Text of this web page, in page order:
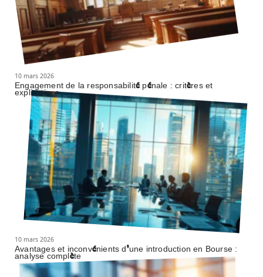
10 mars 2026
Engagement de la responsabilité pénale : critères et
explications
10 mars 2026
Avantages et inconvénients d’une introduction en Bourse :
analyse complète